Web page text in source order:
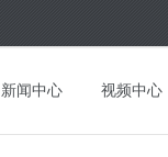
新闻中心 视频中心